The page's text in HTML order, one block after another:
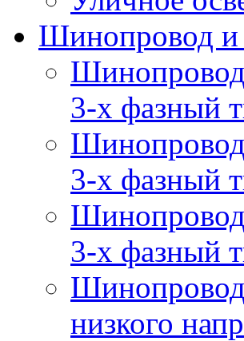
Шинопровод
3-х фазный
3-х фазный
3-х фазный
низкого